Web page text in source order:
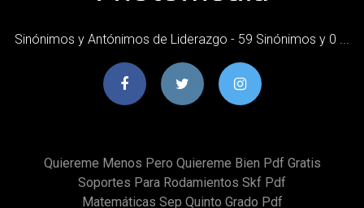
Sinónimos y Antónimos de Liderazgo - 59 Sinónimos y 0 ...
Quiereme Menos Pero Quiereme Bien Pdf Gratis
Soportes Para Rodamientos Skf Pdf
Matemáticas Sep Quinto Grado Pdf